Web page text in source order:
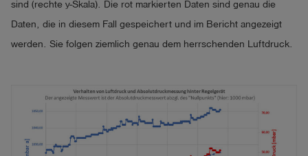
sind (rechte y-Skala). Die rot markierten Daten sind genau die
Daten, die in diesem Fall gespeichert und im Bericht angezeigt
werden. Sie folgen ziemlich genau dem herrschenden Luftdruck.